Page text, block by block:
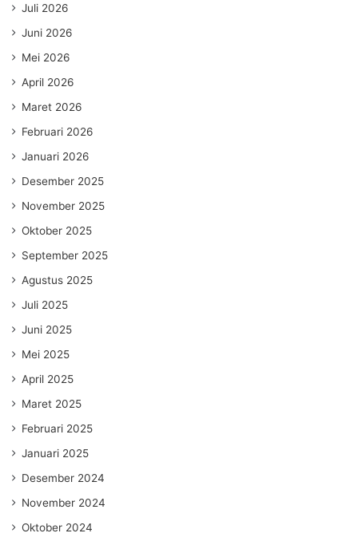
Juli 2026
Juni 2026
Mei 2026
April 2026
Maret 2026
Februari 2026
Januari 2026
Desember 2025
November 2025
Oktober 2025
September 2025
Agustus 2025
Juli 2025
Juni 2025
Mei 2025
April 2025
Maret 2025
Februari 2025
Januari 2025
Desember 2024
November 2024
Oktober 2024